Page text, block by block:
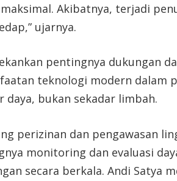
Akibatnya, terjadi
ujarnya.
pentingnya dukungan
teknologi modern dalam
daya, bukan sekadar limbah.
perizinan dan pengawasan
monitoring dan evaluasi
secara berkala. Andi Satya